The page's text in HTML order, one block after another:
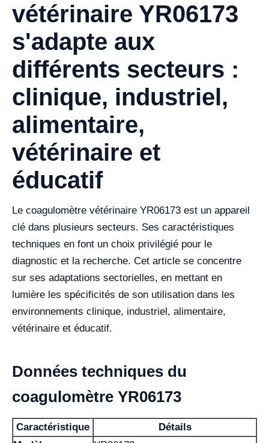
vétérinaire YR06173
s'adapte aux
différents secteurs :
clinique, industriel,
alimentaire,
vétérinaire et
éducatif
Le coagulomètre vétérinaire YR06173 est un appareil
clé dans plusieurs secteurs. Ses caractéristiques
techniques en font un choix privilégié pour le
diagnostic et la recherche. Cet article se concentre
sur ses adaptations sectorielles, en mettant en
lumière les spécificités de son utilisation dans les
environnements clinique, industriel, alimentaire,
vétérinaire et éducatif.
Données techniques du
coagulomètre YR06173
Caractéristique
Détails